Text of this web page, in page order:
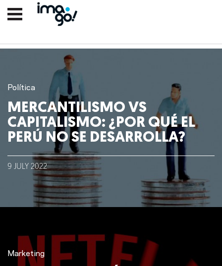
Política
MERCANTILISMO VS
CAPITALISMO: ¿POR QUÉ EL
PERÚ NO SE DESARROLLA?
9 JULY 2022
Marketing